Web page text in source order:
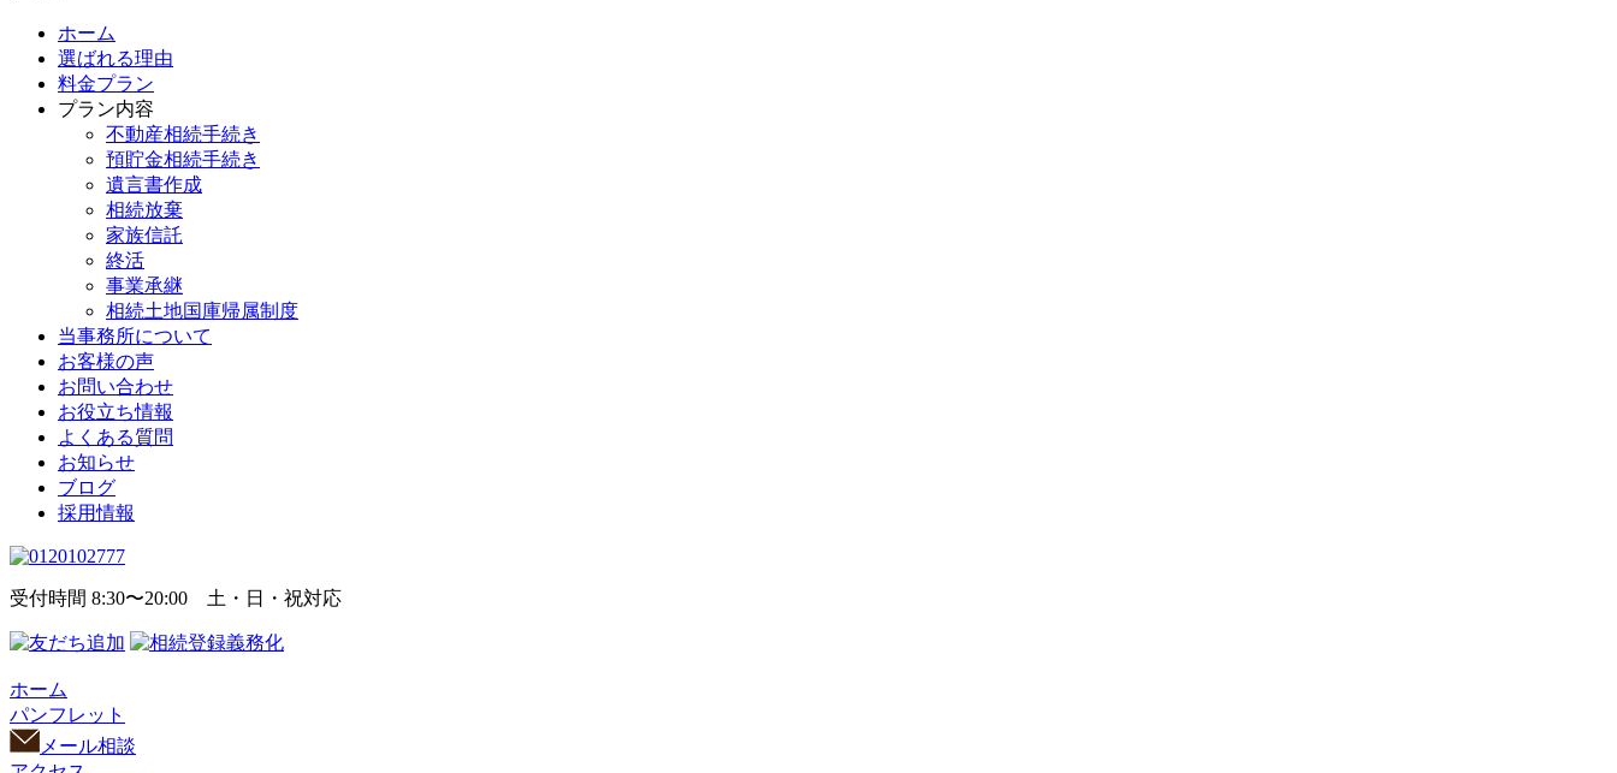
ホーム
選ばれる理由
料金プラン
プラン内容
不動産相続手続き
預貯金相続手続き
遺言書作成
相続放棄
家族信託
終活
事業承継
相続土地国庫帰属制度
当事務所について
お客様の声
お問い合わせ
お役立ち情報
よくある質問
お知らせ
ブログ
採用情報
受付時間 8:30〜20:00 土・日・祝対応
ホーム
パンフレット
メール相談